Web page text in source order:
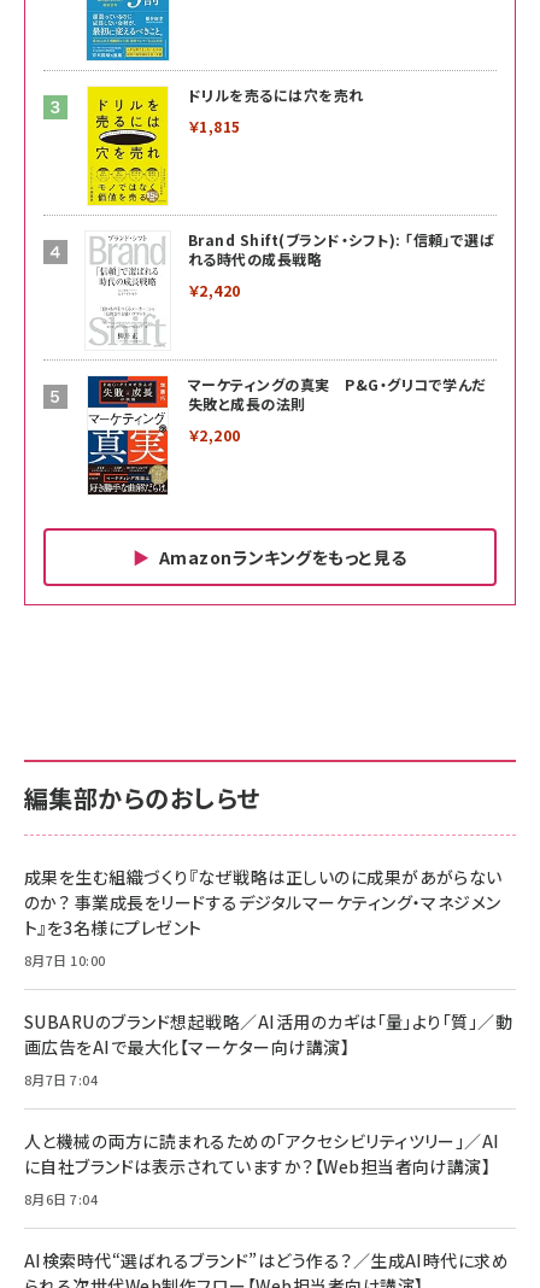
ドリルを売るには穴を売れ
￥1,815
Brand Shift(ブランド・シフト): 「信頼」で選ば
れる時代の成長戦略
￥2,420
マーケティングの真実 P&G・グリコで学んだ
失敗と成長の法則
￥2,200
Amazonランキングをもっと見る
￥880
anan(アンアン)2026/06/24号 No.2500増刊
スペシャルエディション[王道エンタメの矜持／
￥1,100
anan(アンアン)2026/07/08号 No.2502[2026
￥880
ママ投資家が育休中に１億貯めた株式投資
組織の成果を最大化する ルールのデザイン
￥1,980
Amazonランキングをもっと見る
サポート正規品 メーカー保証5年 KLMEA128G
NIMASO ガラスフィルム iPhone 17 用 保護フィ
すい ガイド枠付き いPhone17 (6.3インチ) 対応
2枚セット DSP25F1698
￥1,599
￥6,980
全ワイヤレスイヤホン/アクティブノイズキャンセリ
技術基準適合】ブラック
￥5,990
ケーブル Anker絡まないケーブル 240W 結束バン
ド付き USB PD対応 シリコン素材採用 iPhone
17 / 16 / 15 / Galaxy iPad Pro MacBook
￥1,890
サポート正規品 メーカー保証5年 KLMEA128G
Amazon eギフトカード - Amazonロゴ - クラ
￥5,000
Anker PowerLine III Flow USB-C & USB-C
Pro/Air 各種対応 (1.8m ミッドナイトブラック)
￥1,890
サッポロ 生ビール 黒ラベル 350ml 缶 24本 ビー
ル ケース買い【6/30応募〆切! 黒ラベルビヤセラー
￥4,857
編集部からのおしらせ
成果を生む組織づくり『なぜ戦略は正しいのに成果があがらない
のか？ 事業成長をリードするデジタルマーケティング・マネジメン
ト』を3名様にプレゼント
8月7日 10:00
SUBARUのブランド想起戦略／AI活用のカギは「量」より「質」／動
画広告をAIで最大化【マーケター向け講演】
8月7日 7:04
人と機械の両方に読まれるための「アクセシビリティツリー」／AI
に自社ブランドは表示されていますか？【Web担当者向け講演】
8月6日 7:04
AI検索時代“選ばれるブランド”はどう作る？／生成AI時代に求め